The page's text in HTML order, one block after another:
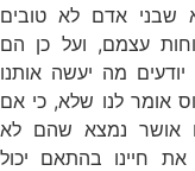
שבני אדם לא טובים
עצמם, ועל כן הם
מה יעשה אותנו
אומר לנו שלא, כי אם
אושר נמצא שהם לא
חיינו בהתאם יכול